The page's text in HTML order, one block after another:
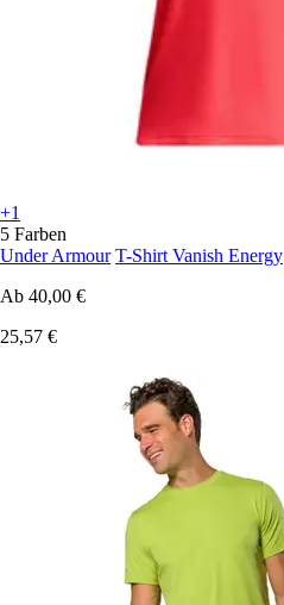
+1
5 Farben
Under Armour T-Shirt Vanish Energy
Ab 40,00 €
25,57 €